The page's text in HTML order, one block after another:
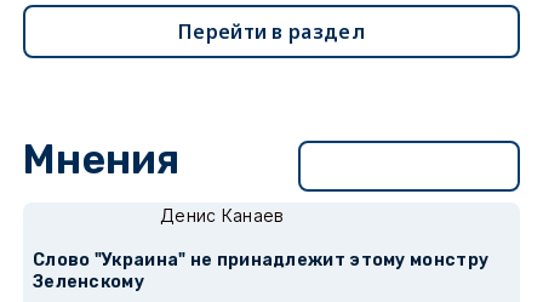
Перейти в раздел
Мнения
Денис Канаев
Слово "Украина" не принадлежит этому монстру
Зеленскому